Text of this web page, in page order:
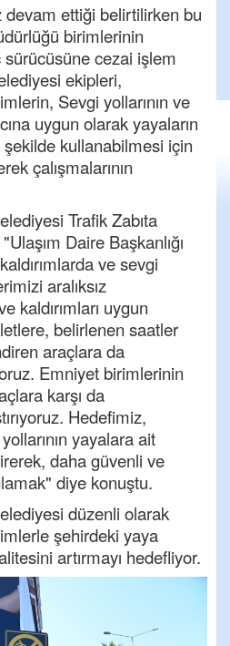
devam ettiği belirtilirken bu
birimlerinin
cezai işlem
ekipleri,
Sevgi yollarının ve
uygun olarak yayaların
kullanabilmesi için
çalışmalarının
Trafik Zabıta
Daire Başkanlığı
ve sevgi
aralıksız
kaldırımları uygun
belirlenen saatler
araçlara da
Emniyet birimlerinin
karşı da
Hedefimiz,
yayalara ait
daha güvenli ve
diye konuştu.
düzenli olarak
şehirdeki yaya
artırmayı hedefliyor.